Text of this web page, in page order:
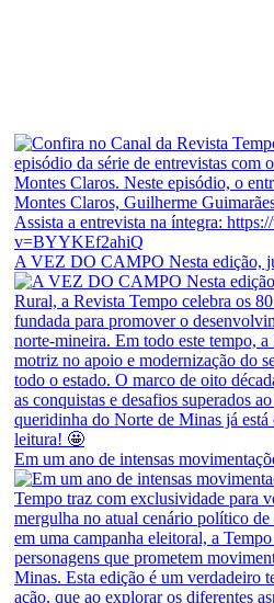
A VEZ DO CAMPO Nesta edição,
Em um ano de intensas